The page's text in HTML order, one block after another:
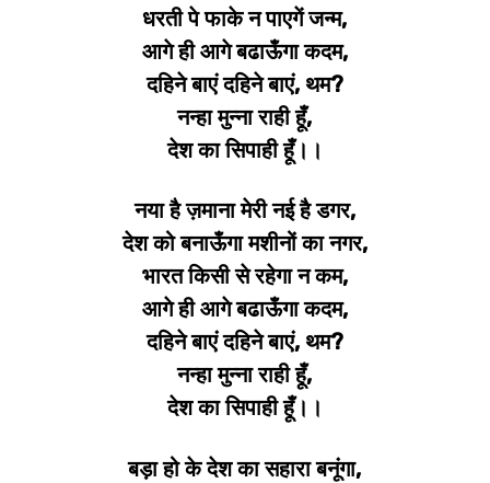
धरती पे फाके न पाएगें जन्म,
आगे ही आगे बढाऊँगा कदम,
दहिने बाएं दहिने बाएं, थम?
नन्हा मुन्ना राही हूँ,
देश का सिपाही हूँ।।
नया है ज़माना मेरी नई है डगर,
देश को बनाऊँगा मशीनों का नगर,
भारत किसी से रहेगा न कम,
आगे ही आगे बढाऊँगा कदम,
दहिने बाएं दहिने बाएं, थम?
नन्हा मुन्ना राही हूँ,
देश का सिपाही हूँ।।
बड़ा हो के देश का सहारा बनूंगा,